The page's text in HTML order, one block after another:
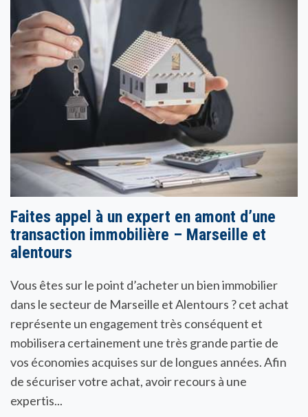
Faites appel à un expert en amont d’une
transaction immobilière – Marseille et
alentours
Vous êtes sur le point d’acheter un bien immobilier
dans le secteur de Marseille et Alentours ? cet achat
représente un engagement très conséquent et
mobilisera certainement une très grande partie de
vos économies acquises sur de longues années. Afin
de sécuriser votre achat, avoir recours à une
expertis...